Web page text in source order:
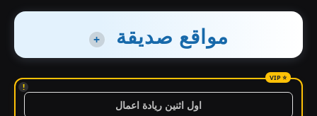
مواقع صديقة +
!
اول اثنين ريادة اعمال